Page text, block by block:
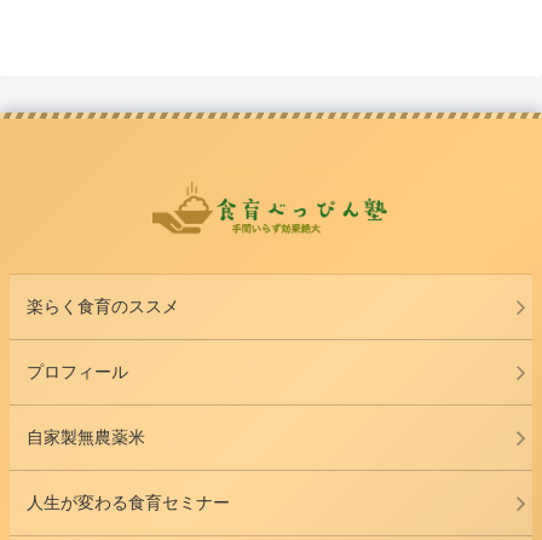
楽らく食育のススメ
プロフィール
自家製無農薬米
人生が変わる食育セミナー